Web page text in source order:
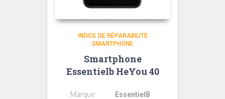
INDICE DE RÉPARABILITÉ
SMARTPHONE
Smartphone
Essentielb HeYou 40
Marque EssentielB